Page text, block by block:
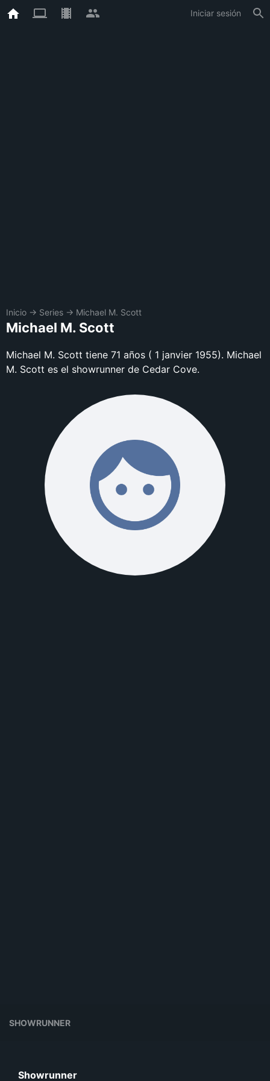
Iniciar sesión
Inicio → Series → Michael M. Scott
Michael M. Scott
Michael M. Scott tiene 71 años ( 1 janvier 1955). Michael
M. Scott es el showrunner de Cedar Cove.
SHOWRUNNER
Showrunner